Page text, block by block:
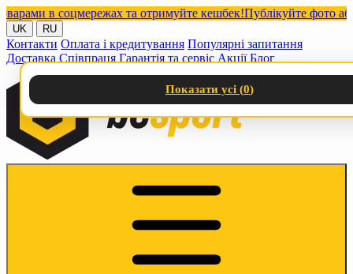
в соцмережах та отримуйте кешбек!Публікуйте фото або
UK RU
Контакти Оплата і кредитування Популярні запитання
Доставка Співпраця Гарантія та сервіс Акції Блог
Показати усі (0)